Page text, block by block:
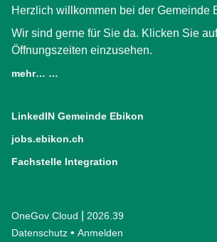
Herzlich willkommen bei der Gemeinde
Wir sind gerne für Sie da. Klicken Sie
Öffnungszeiten einzusehen.
mehr… …
LinkedIN Gemeinde Ebikon
jobs.ebikon.ch
Fachstelle Integration
OneGov Cloud (External Link)
2026.39
Datenschutz (External Link)
Anmelden